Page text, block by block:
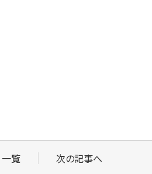
一覧 次の記事へ